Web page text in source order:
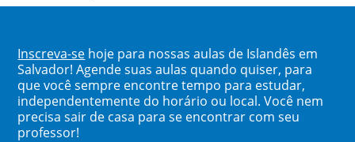
Inscreva-se hoje para nossas aulas de Islandês em
Salvador! Agende suas aulas quando quiser, para
que você sempre encontre tempo para estudar,
independentemente do horário ou local. Você nem
precisa sair de casa para se encontrar com seu
professor!